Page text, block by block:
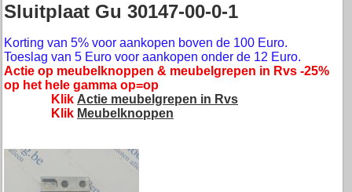
Sluitplaat Gu 30147-00-0-1
Korting van 5% voor aankopen boven de 100 Euro.
Toeslag van 5 Euro voor aankopen onder de 12 Euro.
Actie op meubelknoppen & meubelgrepen in Rvs -25%
op het hele gamma op=op
Klik Actie meubelgrepen in Rvs
Klik Meubelknoppen